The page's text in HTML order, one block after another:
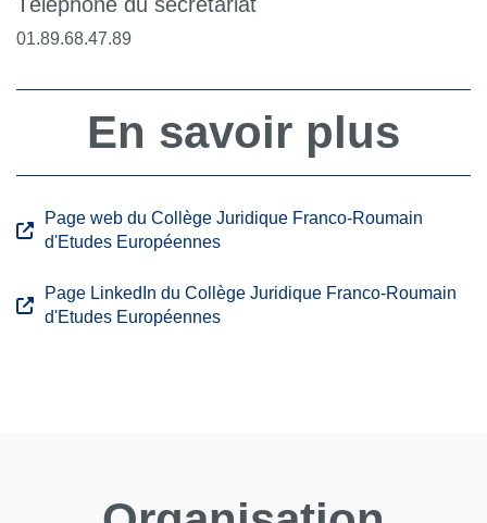
01.89.68.47.89
En savoir plus
Page web du Collège Juridique Franco-Roumain
d'Etudes Européennes
Page LinkedIn du Collège Juridique Franco-Roumain
d'Etudes Européennes